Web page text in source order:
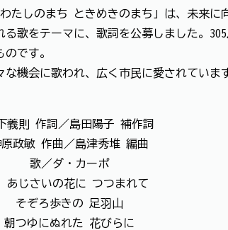
たしのまち ときめきのまち」は、未来に
歌をテーマに、歌詞を公募しました。
です。
機会に歌われ、広く市民に愛されていま
義則 作詞／島田陽子 補作詞
政敏 作曲／島津秀堆 編曲
歌／ダ・カーポ
あじさいの花に つつまれて
そぞろ歩きの 足羽山
朝つゆにぬれた 花びらに